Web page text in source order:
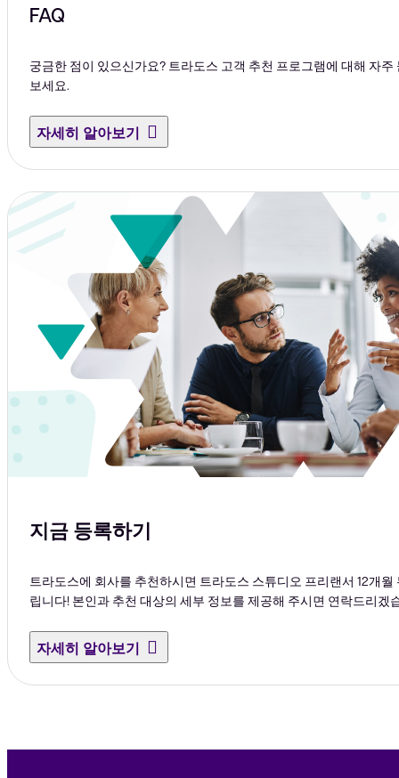
FAQ
궁금한 점이 있으신가요? 트라도스 고객 추천 프로그램에 대해 자주
보세요.
자세히 알아보기
지금 등록하기
트라도스에 회사를 추천하시면 트라도스 스튜디오 프리랜서 12개월
립니다! 본인과 추천 대상의 세부 정보를 제공해 주시면 연락드리겠
자세히 알아보기